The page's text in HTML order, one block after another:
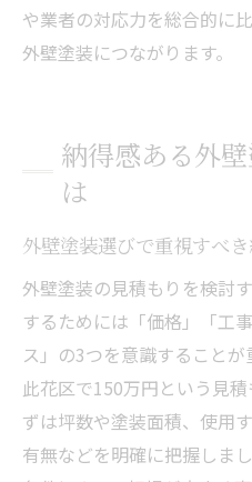
や業者の対応力を総合的に
外壁塗装につながります。
納得感ある外
は
外壁塗装選びで重視すべ
外壁塗装の見積もりを検討
するためには「価格」「工
ス」の3つを意識すること
此花区で150万円という見
ずは坪数や塗装面積、使用
有無などを明確に把握しま